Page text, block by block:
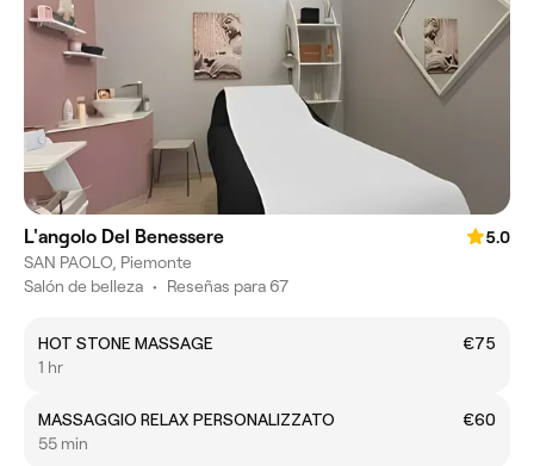
L'angolo Del Benessere
5.0
SAN PAOLO, Piemonte
Salón de belleza • Reseñas para 67
HOT STONE MASSAGE
€75
1 hr
MASSAGGIO RELAX PERSONALIZZATO
€60
55 min